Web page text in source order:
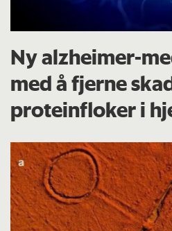
Ny alzheimer-
med å fjerne
proteinfloker i